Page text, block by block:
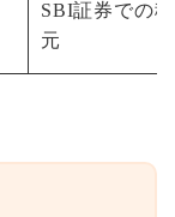
SBI証券での
元